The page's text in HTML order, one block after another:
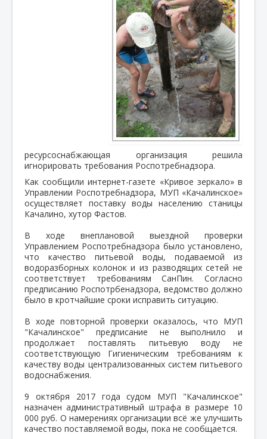
ресурсоснабжающая организация решила
игнорировать требования Роспотребнадзора.
Как сообщили интернет-газете «Кривое зеркало» в
Управлении Роспотребнадзора, МУП «Качалинское»
осуществляет поставку воды населению станицы
Качалино, хутор Фастов.
В ходе внеплановой выездной проверки
Управлением Роспотребнадзора было установлено,
что качество питьевой воды, подаваемой из
водоразборных колонок и из разводящих сетей не
соответствует требованиям СанПин. Согласно
предписанию Роспотрбенадзора, ведомство должно
было в кротчайшие сроки исправить ситуацию.
В ходе повторной проверки оказалось, что МУП
"Качалинское" предписание не выполнило и
продолжает поставлять питьевую воду не
соответствующую Гигиеническим требованиям к
качеству воды централизованных систем питьевого
водоснабжения.
9 октября 2017 года судом МУП "Качалинское"
назначен административный штрафа в размере 10
000 руб. О намерениях организации всё же улучшить
качество поставляемой воды, пока не сообщается.